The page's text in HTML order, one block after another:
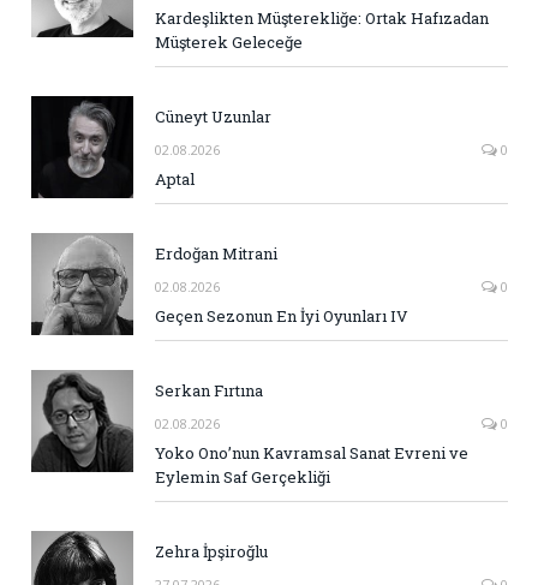
Kardeşlikten Müşterekliğe: Ortak Hafızadan
Müşterek Geleceğe
Cüneyt Uzunlar
02.08.2026 0
Aptal
Erdoğan Mitrani
02.08.2026 0
Geçen Sezonun En İyi Oyunları IV
Serkan Fırtına
02.08.2026 0
Yoko Ono’nun Kavramsal Sanat Evreni ve
Eylemin Saf Gerçekliği
Zehra İpşiroğlu